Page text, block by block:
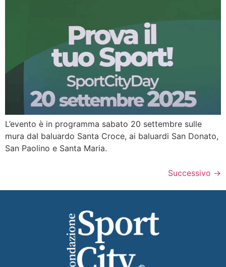
L’evento è in programma sabato 20 settembre sulle
mura dal baluardo Santa Croce, ai baluardi San Donato,
San Paolino e Santa Maria.
Successivo →